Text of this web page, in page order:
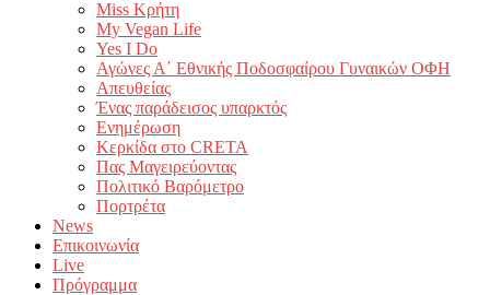
Miss Κρήτη
My Vegan Life
Yes I Do
Αγώνες Α΄ Εθνικής Ποδοσφαίρου Γυναικών ΟΦΗ
Απευθείας
Ένας παράδεισος υπαρκτός
Ενημέρωση
Κερκίδα στο CRETA
Πας Μαγειρεύοντας
Πολιτικό Βαρόμετρο
Πορτρέτα
News
Επικοινωνία
Live
Πρόγραμμα